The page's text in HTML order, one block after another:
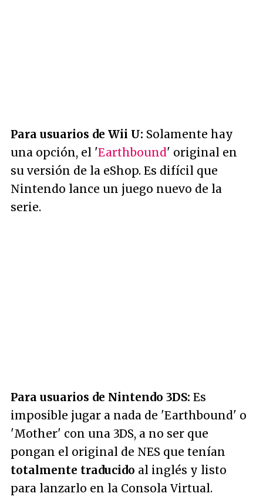
Para usuarios de Wii U: Solamente hay
una opción, el 'Earthbound' original en
su versión de la eShop. Es difícil que
Nintendo lance un juego nuevo de la
serie.
Para usuarios de Nintendo 3DS: Es
imposible jugar a nada de 'Earthbound' o
'Mother' con una 3DS, a no ser que
pongan el original de NES que tenían
totalmente traducido al inglés y listo
para lanzarlo en la Consola Virtual.